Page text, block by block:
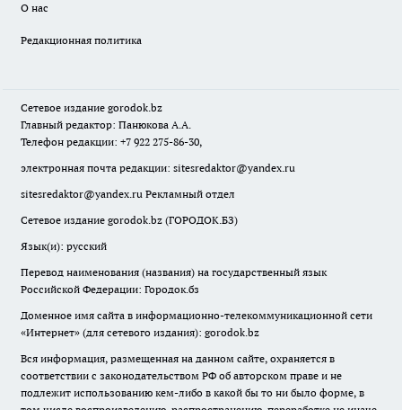
О нас
Редакционная политика
Сетевое издание gorodok.bz
Главный редактор: Панюкова А.А.
Телефон редакции: +7 922 275-86-30,
электронная почта редакции: sitesredaktor@yandex.ru
sitesredaktor@yandex.ru Рекламный отдел
Сетевое издание gorodok.bz (ГОРОДОК.БЗ)
Язык(и): русский
Перевод наименования (названия) на государственный язык
Российской Федерации: Городок.бз
Доменное имя сайта в информационно-телекоммуникационной сети
«Интернет» (для сетевого издания): gorodok.bz
Вся информация, размещенная на данном сайте, охраняется в
соответствии с законодательством РФ об авторском праве и не
подлежит использованию кем-либо в какой бы то ни было форме, в